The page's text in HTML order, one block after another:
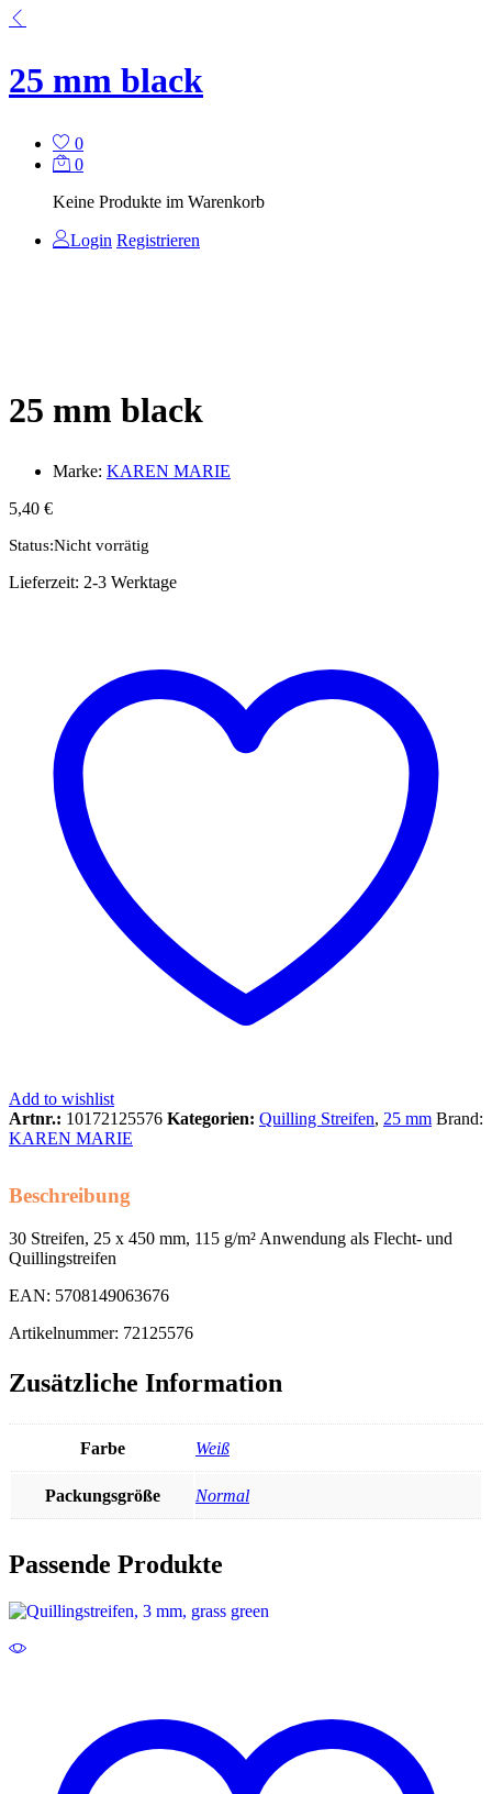
25 mm black
0
0
Keine Produkte im Warenkorb
Login Registrieren
25 mm black
Marke: KAREN MARIE
5,40 €
Status:Nicht vorrätig
Lieferzeit: 2-3 Werktage
Add to wishlist
Artnr.: 10172125576 Kategorien: Quilling Streifen, 25 mm Brand:
KAREN MARIE
Beschreibung
30 Streifen, 25 x 450 mm, 115 g/m² Anwendung als Flecht- und
Quillingstreifen
EAN: 5708149063676
Artikelnummer: 72125576
Zusätzliche Information
Farbe Weiß
Packungsgröße Normal
Passende Produkte